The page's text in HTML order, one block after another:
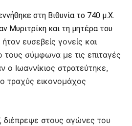
στη Βιθυνία το 740 μ.Χ.
Μυριτρίκη και τη μητέρα του
ήταν ευσεβείς γονείς και
τους σύμφωνα με τις επιταγές
ο Ιωαννίκιος στρατεύτηκε,
τραχύς εικονομάχος
διέπρεψε στους αγώνες του